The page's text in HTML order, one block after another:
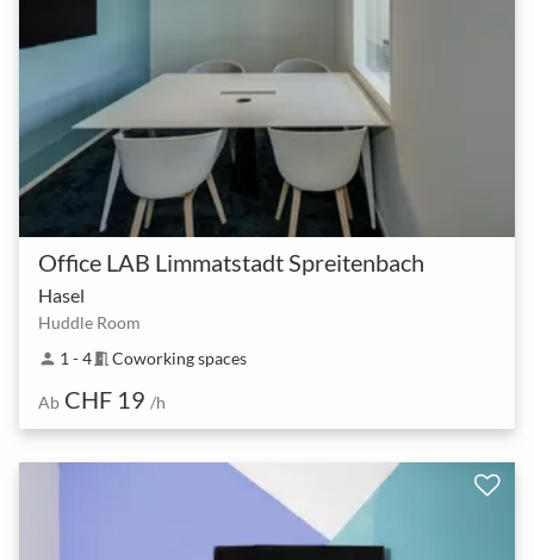
Office LAB Limmatstadt Spreitenbach
Hasel
Huddle Room
person 1 - 4meeting_room Coworking spaces
Ab CHF 19 /h